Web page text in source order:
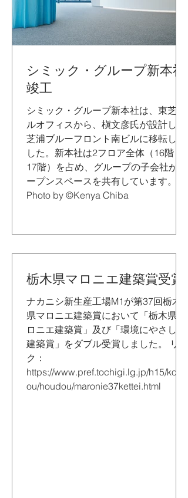
シミック・グループ新本社
竣工
シミック・グループ新本社は、東芝ビ
ルオフィスから、槇文彦氏が設計した
芝浦ブルーフロント南ビルに移転しま
した。新本社は2フロア全体（16階・
17階）を占め、グループの子会社がオ
ープンスペースを共有しています。
Photo by ©Kenya Chiba
栃木県マロニエ建築賞受賞
ナカニシ新生産工場M1が第37回栃木
県マロニエ建築賞において「栃木県マ
ロニエ建築賞」及び「環境にやさしい
建築賞」をダブル受賞しました。 リン
ク：
https://www.pref.tochigi.lg.jp/h15/kouh
ou/houdou/maronie37kettei.html